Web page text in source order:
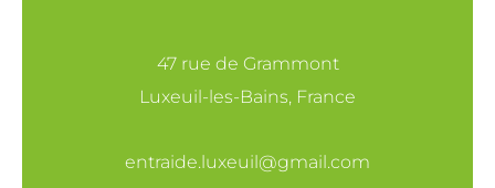
47 rue de Grammont
Luxeuil-les-Bains, France
entraide.luxeuil@gmail.com